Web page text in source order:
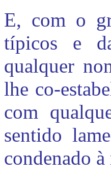
E, com o
típicos e da
qualquer
lhe co-
com
sentido
condenado